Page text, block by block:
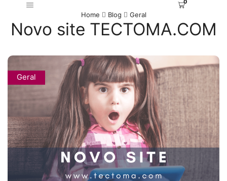
0
Home Blog Geral
Novo site TECTOMA.COM
Geral